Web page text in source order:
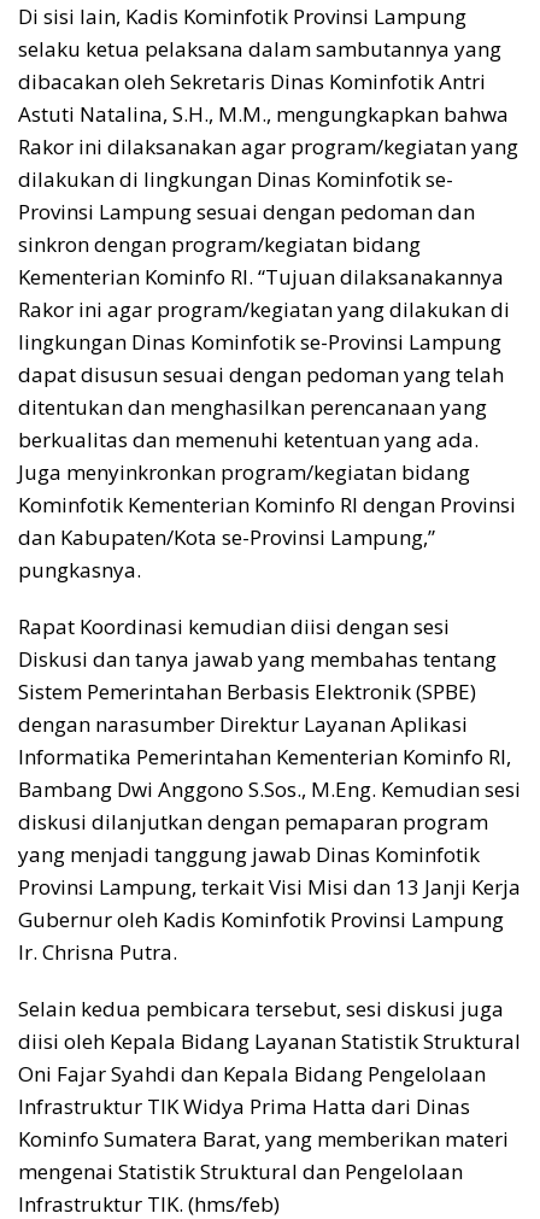
Di sisi lain, Kadis Kominfotik Provinsi Lampung
selaku ketua pelaksana dalam sambutannya yang
dibacakan oleh Sekretaris Dinas Kominfotik Antri
Astuti Natalina, S.H., M.M., mengungkapkan bahwa
Rakor ini dilaksanakan agar program/kegiatan yang
dilakukan di lingkungan Dinas Kominfotik se-
Provinsi Lampung sesuai dengan pedoman dan
sinkron dengan program/kegiatan bidang
Kementerian Kominfo RI. “Tujuan dilaksanakannya
Rakor ini agar program/kegiatan yang dilakukan di
lingkungan Dinas Kominfotik se-Provinsi Lampung
dapat disusun sesuai dengan pedoman yang telah
ditentukan dan menghasilkan perencanaan yang
berkualitas dan memenuhi ketentuan yang ada.
Juga menyinkronkan program/kegiatan bidang
Kominfotik Kementerian Kominfo RI dengan Provinsi
dan Kabupaten/Kota se-Provinsi Lampung,”
pungkasnya.
Rapat Koordinasi kemudian diisi dengan sesi
Diskusi dan tanya jawab yang membahas tentang
Sistem Pemerintahan Berbasis Elektronik (SPBE)
dengan narasumber Direktur Layanan Aplikasi
Informatika Pemerintahan Kementerian Kominfo RI,
Bambang Dwi Anggono S.Sos., M.Eng. Kemudian sesi
diskusi dilanjutkan dengan pemaparan program
yang menjadi tanggung jawab Dinas Kominfotik
Provinsi Lampung, terkait Visi Misi dan 13 Janji Kerja
Gubernur oleh Kadis Kominfotik Provinsi Lampung
Ir. Chrisna Putra.
Selain kedua pembicara tersebut, sesi diskusi juga
diisi oleh Kepala Bidang Layanan Statistik Struktural
Oni Fajar Syahdi dan Kepala Bidang Pengelolaan
Infrastruktur TIK Widya Prima Hatta dari Dinas
Kominfo Sumatera Barat, yang memberikan materi
mengenai Statistik Struktural dan Pengelolaan
Infrastruktur TIK. (hms/feb)